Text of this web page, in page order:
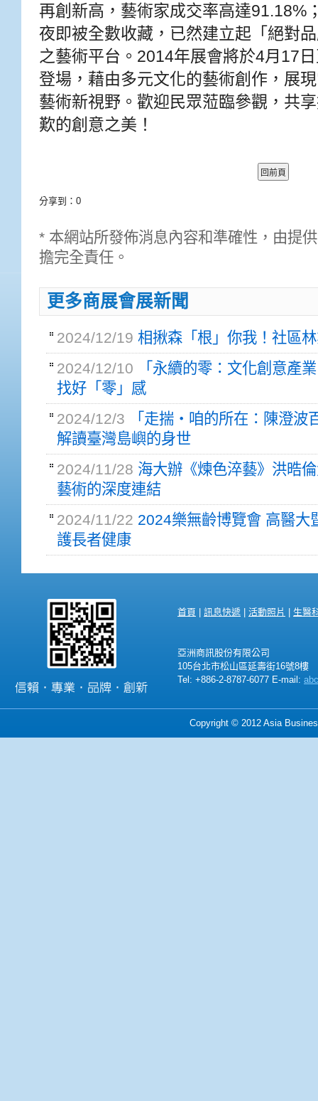
再創新高，藝術家成交率高達91.18%
夜即被全數收藏，已然建立起「絕對
之藝術平台。2014年展會將於4月17
登場，藉由多元文化的藝術創作，展
藝術新視野。歡迎民眾蒞臨參觀，共
歎的創意之美！
分享到： 0
* 本網站所發佈消息內容和準確性，由提
擔完全責任。
更多商展會展新聞
2024/12/19 相揪森「根」你我！社區
2024/12/10 「永續的零：文化創意產
找好「零」感
2024/12/3 「走揣・咱的所在：陳澄波
解讀臺灣島嶼的身世
2024/11/28 海大辦《煉色淬藝》洪晧
藝術的深度連結
2024/11/22 2024樂無齡博覽會 高醫大
護長者健康
首頁 訊息快遞 活動照片 生醫
亞洲商訊股份有限公司
105台北市松山區延壽街16號8樓
Tel: +886-2-8787-6077 E-mail:
Copyright © 2012 Asia